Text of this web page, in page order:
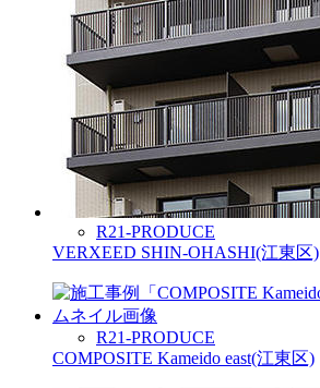
R21-PRODUCE
VERXEED SHIN-OHASHI(江東区)
R21-PRODUCE
COMPOSITE Kameido east(江東区)